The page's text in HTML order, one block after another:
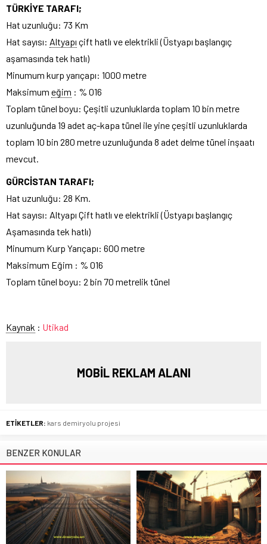
TÜRKİYE TARAFI;
Hat uzunluğu: 73 Km
Hat sayısı: Altyapı çift hatlı ve elektrikli (Üstyapı başlangıç
aşamasında tek hatlı)
Minumum kurp yarıçapı: 1000 metre
Maksimum eğim : % 016
Toplam tünel boyu: Çeşitli uzunluklarda toplam 10 bin metre
uzunluğunda 19 adet aç-kapa tünel ile yine çeşitli uzunluklarda
toplam 10 bin 280 metre uzunluğunda 8 adet delme tünel inşaatı
mevcut.
GÜRCİSTAN TARAFI;
Hat uzunluğu: 28 Km.
Hat sayısı: Altyapı Çift hatlı ve elektrikli (Üstyapı başlangıç
Aşamasında tek hatlı)
Minumum Kurp Yarıçapı: 600 metre
Maksimum Eğim : % 016
Toplam tünel boyu: 2 bin 70 metrelik tünel
Kaynak : Utikad
MOBİL REKLAM ALANI
ETİKETLER: kars demiryolu projesi
BENZER KONULAR